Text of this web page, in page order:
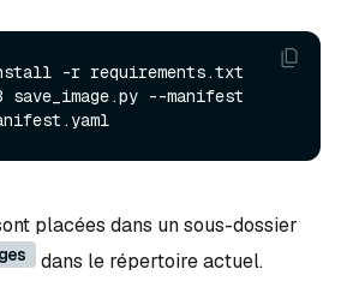
-r requirements.txt
save_image.py --manifest
placées dans un sous-dossier
dans le répertoire actuel.